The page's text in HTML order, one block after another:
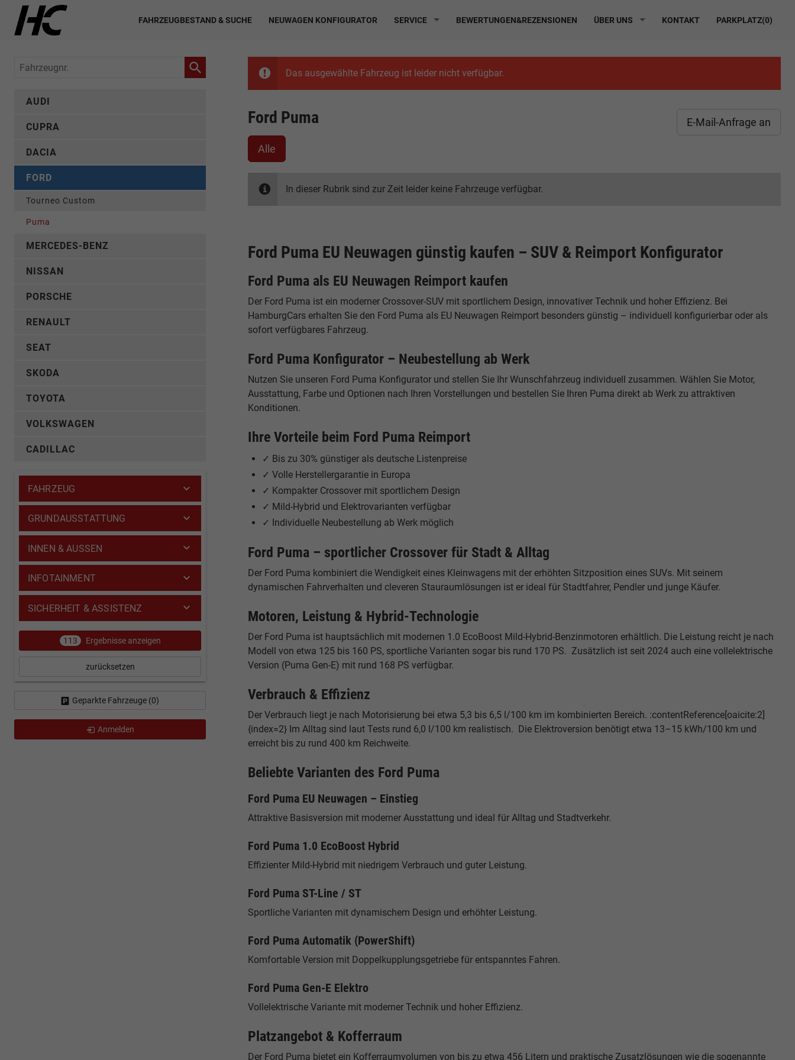
FAHRZEUGBESTAND & SUCHE NEUWAGEN KONFIGURATOR SERVICE BEWERTUNGEN&REZENSIONEN ÜBER UNS KONTAKT PARKPLATZ(0)
Das ausgewählte Fahrzeug ist leider nicht verfügbar.
E-Mail-Anfrage an
Ford Puma
Alle
In dieser Rubrik sind zur Zeit leider keine Fahrzeuge verfügbar.
Ford Puma EU Neuwagen günstig kaufen – SUV & Reimport Konfigurator
Ford Puma als EU Neuwagen Reimport kaufen
Der Ford Puma ist ein moderner Crossover-SUV mit sportlichem Design, innovativer Technik und hoher Effizienz. Bei
HamburgCars erhalten Sie den Ford Puma als EU Neuwagen Reimport besonders günstig – individuell konfigurierbar oder als
sofort verfügbares Fahrzeug.
Ford Puma Konfigurator – Neubestellung ab Werk
Nutzen Sie unseren Ford Puma Konfigurator und stellen Sie Ihr Wunschfahrzeug individuell zusammen. Wählen Sie Motor,
Ausstattung, Farbe und Optionen nach Ihren Vorstellungen und bestellen Sie Ihren Puma direkt ab Werk zu attraktiven
Konditionen.
Ihre Vorteile beim Ford Puma Reimport
✓ Bis zu 30% günstiger als deutsche Listenpreise
✓ Volle Herstellergarantie in Europa
✓ Kompakter Crossover mit sportlichem Design
✓ Mild-Hybrid und Elektrovarianten verfügbar
✓ Individuelle Neubestellung ab Werk möglich
Ford Puma – sportlicher Crossover für Stadt & Alltag
Der Ford Puma kombiniert die Wendigkeit eines Kleinwagens mit der erhöhten Sitzposition eines SUVs. Mit seinem
dynamischen Fahrverhalten und cleveren Stauraumlösungen ist er ideal für Stadtfahrer, Pendler und junge Käufer.
Motoren, Leistung & Hybrid-Technologie
Der Ford Puma ist hauptsächlich mit modernen 1.0 EcoBoost Mild-Hybrid-Benzinmotoren erhältlich. Die Leistung reicht je nach
Modell von etwa 125 bis 160 PS, sportliche Varianten sogar bis rund 170 PS. Zusätzlich ist seit 2024 auch eine vollelektrische
Version (Puma Gen-E) mit rund 168 PS verfügbar.
Verbrauch & Effizienz
Der Verbrauch liegt je nach Motorisierung bei etwa 5,3 bis 6,5 l/100 km im kombinierten Bereich. :contentReference[oaicite:2]
{index=2} Im Alltag sind laut Tests rund 6,0 l/100 km realistisch. Die Elektroversion benötigt etwa 13–15 kWh/100 km und
erreicht bis zu rund 400 km Reichweite.
Beliebte Varianten des Ford Puma
Ford Puma EU Neuwagen – Einstieg
Attraktive Basisversion mit moderner Ausstattung und ideal für Alltag und Stadtverkehr.
Ford Puma 1.0 EcoBoost Hybrid
Effizienter Mild-Hybrid mit niedrigem Verbrauch und guter Leistung.
Ford Puma ST-Line / ST
Sportliche Varianten mit dynamischem Design und erhöhter Leistung.
Ford Puma Automatik (PowerShift)
Komfortable Version mit Doppelkupplungsgetriebe für entspanntes Fahren.
Ford Puma Gen-E Elektro
Vollelektrische Variante mit moderner Technik und hoher Effizienz.
Platzangebot & Kofferraum
Der Ford Puma bietet ein Kofferraumvolumen von bis zu etwa 456 Litern und praktische Zusatzlösungen wie die sogenannte
Fahrzeugnr.
AUDI
CUPRA
DACIA
FORD
Tourneo Custom
Puma
MERCEDES-BENZ
NISSAN
PORSCHE
RENAULT
SEAT
SKODA
TOYOTA
VOLKSWAGEN
CADILLAC
FAHRZEUG
GRUNDAUSSTATTUNG
INNEN & AUSSEN
INFOTAINMENT
SICHERHEIT & ASSISTENZ
113 Ergebnisse anzeigen
zurücksetzen
Geparkte Fahrzeuge (0)
Anmelden